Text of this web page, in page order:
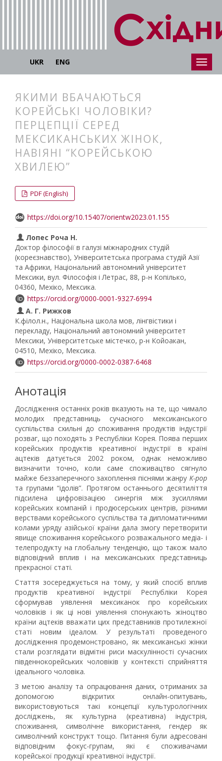
UKR ENG
ЯКИМИ ВБАЧАЮТЬСЯ
КОРЕЙСЬКІ ЧОЛОВІКИ?
ПЕРЦЕПЦІЇ СЕРЕД
МЕКСИКАНСЬКИХ ЖІНОК,
НАВІЯНІ “КОРЕЙСЬКОЮ
ХВИЛЕЮ”
PDF (English)
https://doi.org/10.15407/orientw2023.01.155
Лопес Роча Н.
Доктор філософії в галузі міжнародних студій
(кореєзнавство), Університетська програма студій Азії
та Африки, Національний автономний університет
Мексики, вул. Філософія і Летрас, 88, р-н Копілько,
04360, Мехіко, Мексика.
https://orcid.org/0000-0001-9327-6994
А. Г. Рижков
К.філол.н., Національна школа мов, лінгвістики і
перекладу, Національний автономний університет
Мексики, Університетське містечко, р-н Койоакан,
04510, Мехіко, Мексика.
https://orcid.org/0000-0002-0387-6468
Анотація
Дослідження останніх років вказують на те, що чимало
молодих представниць сучасного мексиканського
суспільства схильні до споживання продуктів індустрії
розваг, що походять з Республіки Корея. Поява перших
корейських продуктів креативної індустрії в країні
ацтеків датується 2002 роком, однак неможливо
визначити точно, коли саме споживацтво сягнуло
майже беззаперечного захоплення піснями жанру K-pop
та групами “ідолів”. Протягом останнього десятиліття
підсилена цифровізацією синергія між зусиллями
корейських компаній і продюсерських центрів, різними
верствами корейського суспільства та дипломатичними
колами уряду азійської країни дала змогу перетворити
явище споживання корейського розважального медіа- і
телепродукту на глобальну тенденцію, що також мало
відповідний вплив і на мексиканських представниць
прекрасної статі.
Стаття зосереджується на тому, у який спосіб вплив
продуктів креативної індустрії Республіки Корея
сформував уявлення мексиканок про корейських
чоловіків і як ці нові уявлення спонукають жіноцтво
країни ацтеків вважати цих представників протилежної
статі новим ідеалом. У результаті проведеного
дослідження продемонстровано, як мексиканські жінки
стали розглядати відмітні риси маскулінності сучасних
південнокорейських чоловіків у контексті сприйняття
ідеального чоловіка.
З метою аналізу та опрацювання даних, отриманих за
допомогою відкритих онлайн-опитувань,
використовуються такі концепції культурологічних
досліджень, як культурна (креативна) індустрія,
споживання, символічне використання, гендер як
символічний конструкт тощо. Питання були адресовані
відповідним фокус-групам, які є споживачами
корейської продукції креативної індустрії.